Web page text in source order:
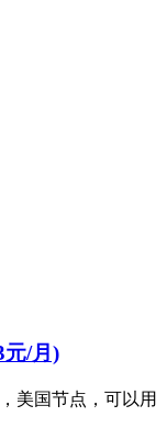
元/月)
美国节点，可以用